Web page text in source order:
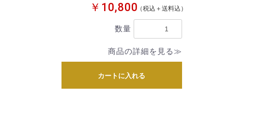
￥10,800（税込＋送料込）
数量
商品の詳細を見る≫
カートに入れる